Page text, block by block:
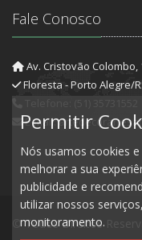
Fale Conosco
Av. Cristovão Colombo,
Floresta - Porto Alegre/
E-mail:
© Todos Direitos
Permitir
Nós usamos cookies
melhorar a sua
publicidade e
utilizar nossos
monitoramento.